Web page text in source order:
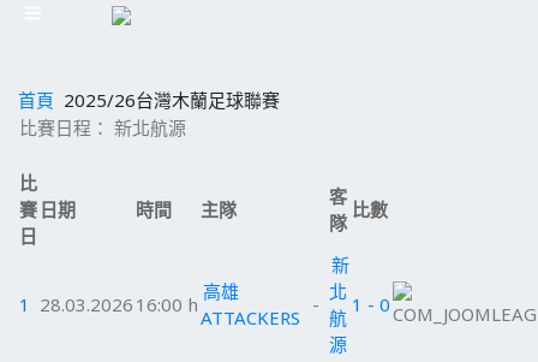
首頁 2025/26台灣木蘭足球聯賽
比賽日程： 新北航源
比
賽
日
日期 時間 主隊
客
隊
比數
1 28.03.2026 16:00 h
高雄
ATTACKERS
-
新
北
航
源
1 - 0